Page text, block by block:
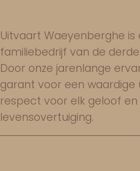
Uitvaart Waeyenberghe is
familiebedrijf van de
Door onze jarenlange
garant voor een
respect voor elk geloof en
levensovertuiging.